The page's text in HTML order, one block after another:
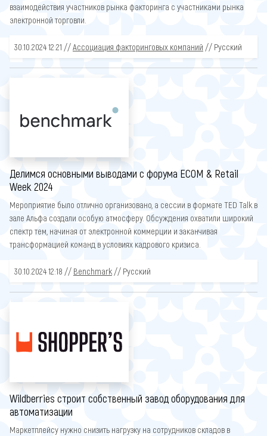
взаимодействия участников рынка факторинга с участниками рынка
электронной торговли.
30.10.2024 12:21 //Ассоциация факторинговых компаний // Русский
Делимся основными выводами с форума ECOM & Retail
Week 2024
Мероприятие было отлично организовано, а сессии в формате TED Talk в
зале Альфа создали особую атмосферу. Обсуждения охватили широкий
спектр тем, начиная от электронной коммерции и заканчивая
трансформацией команд в условиях кадрового кризиса.
30.10.2024 12:18 // Benchmark // Русский
Wildberries строит собственный завод оборудования для
автоматизации
Маркетплейсу нужно снизить нагрузку на сотрудников складов в